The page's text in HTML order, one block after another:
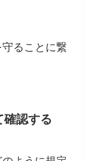
ることに繋
確認する